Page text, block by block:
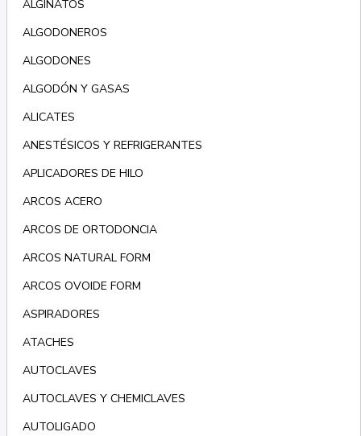
ALGINATOS
ALGODONEROS
ALGODONES
ALGODÓN Y GASAS
ALICATES
ANESTÉSICOS Y REFRIGERANTES
APLICADORES DE HILO
ARCOS ACERO
ARCOS DE ORTODONCIA
ARCOS NATURAL FORM
ARCOS OVOIDE FORM
ASPIRADORES
ATACHES
AUTOCLAVES
AUTOCLAVES Y CHEMICLAVES
AUTOLIGADO